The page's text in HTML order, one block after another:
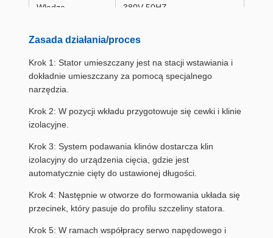
Władza 380V 50HZ
Ciśnienie
≥ 0,6Mpa
Waga
Wymiar
Zasada działania/proces
Krok 1: Stator umieszczany jest na stacji wstawiania i
dokładnie umieszczany za pomocą specjalnego
narzędzia.
Krok 2: W pozycji wkładu przygotowuje się cewki i klinie
izolacyjne.
Krok 3: System podawania klinów dostarcza klin
izolacyjny do urządzenia cięcia, gdzie jest
automatycznie cięty do ustawionej długości.
Krok 4: Następnie w otworze do formowania układa się
przecinek, który pasuje do profilu szczeliny statora.
Krok 5: W ramach współpracy serwo napędowego i